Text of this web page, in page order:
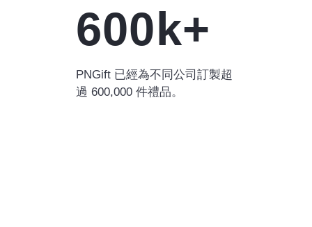
600k+
PNGift 已經為不同公司訂製超
過 600,000 件禮品。